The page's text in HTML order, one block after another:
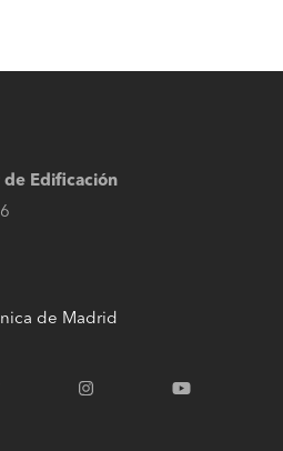
de Edificación
de Madrid